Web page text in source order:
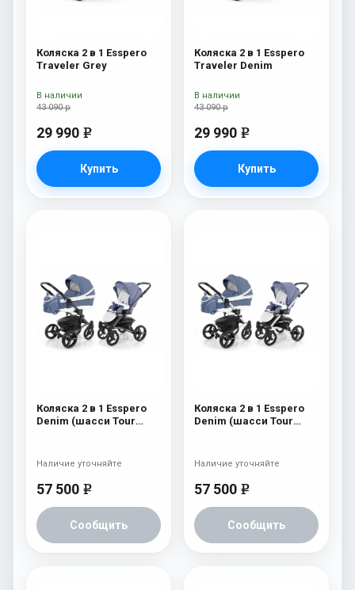
Коляска 2 в 1 Esspero
Traveler Grey
43 090 р
29 990 e
Купить
В наличии
Коляска 2 в 1 Esspero
Traveler Denim
43 090 р
29 990 e
Купить
В наличии
Коляска 2 в 1 Esspero
Denim (шасси Tour
57 500 e
Сообщить
Наличие уточняйте
Коляска 2 в 1 Esspero
Denim (шасси Tour
57 500 e
Сообщить
Наличие уточняйте